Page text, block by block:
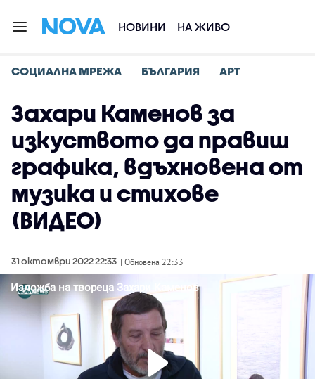
НОВИНИ НА ЖИВО
СОЦИАЛНА МРЕЖА БЪЛГАРИЯ АРТ
Захари Каменов за
изкуството да правиш
графика, вдъхновена от
музика и стихове
(ВИДЕО)
31 октомври 2022 22:33 | Обновена 22:33